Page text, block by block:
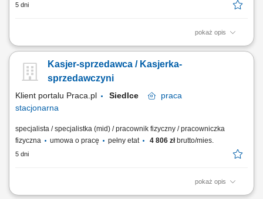
5 dni
pokaż opis
Twoje główne zadania: zapewnienie profesjonalnej obsługi Klientów
właściwą ekspozycję produktów monitorowanie terminów przydatności
do spożycia
Kasjer-sprzedawca / Kasjerka-
sprzedawczyni
Klient portalu Praca.pl Siedlce
praca
stacjonarna
specjalista / specjalistka (mid) / pracownik fizyczny / pracowniczka
fizyczna
umowa o pracę pełny etat 4 806 złbrutto/mies.
5 dni
pokaż opis
bieżąca obsługa klientów oraz kasy fiskalnej; realizacja sprzedaży